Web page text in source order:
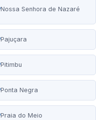
Nossa Senhora de Nazaré
Pajuçara
Pitimbu
Ponta Negra
Praia do Meio